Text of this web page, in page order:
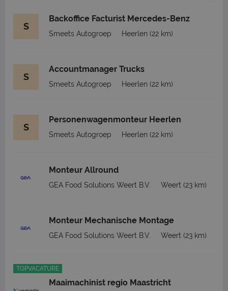
S
Backoffice Facturist Mercedes-Benz
Smeets Autogroep Heerlen (22 km)
S
Accountmanager Trucks
Smeets Autogroep Heerlen (22 km)
S
Personenwagenmonteur Heerlen
Smeets Autogroep Heerlen (22 km)
Monteur Allround
GEA Food Solutions Weert B.V. Weert (23 km)
Monteur Mechanische Montage
GEA Food Solutions Weert B.V. Weert (23 km)
TOPVACATURE
Maaimachinist regio Maastricht